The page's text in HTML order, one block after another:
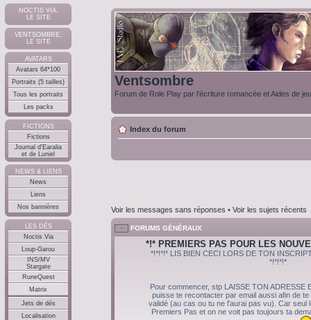
NOCTIS VIA,
LE SITE
VENTSOMBRE,
LE SITE
AVATARS
Avatars 64*100
Portraits (5 tailles)
Tous les portraits
Les packs
FICTIONS
Fictions
Journal d'Earalia
et de Luniel
NEWS & LIENS
News
Liens
Nos bannières
LES DÉS
Noctis Via
Loup-Garou
INS/MV
Stargate
RuneQuest
Matrix
Jets de dés
Localisation
Ventsombre
Forum de Role Play par l'écriture romancée et Aides de
Index du forum
Voir les messages sans réponses • Voir les sujets récents
FORUMS GÉNÉRAUX
*!* PREMIERS PAS POUR LES
*!*!*!* LIS BIEN CECI LORS DE TON
*!*!*!*
Pour commencer, stp LAISSE TON ADRESSE
puisse te recontacter par email aussi afin de
validé (au cas ou tu ne l'aurai pas vu). Car seul
Premiers Pas et on ne voit pas toujours ta